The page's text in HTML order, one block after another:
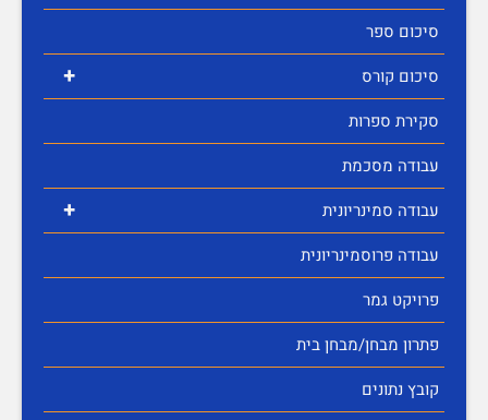
סיכום ספר
+
סיכום קורס
סקירת ספרות
עבודה מסכמת
+
עבודה סמינריונית
עבודה פרוסמינריונית
פרויקט גמר
פתרון מבחן/מבחן בית
קובץ נתונים